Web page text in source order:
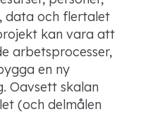
data och flertalet
kan vara att
arbetsprocesser,
en ny
Oavsett skalan
(och delmålen